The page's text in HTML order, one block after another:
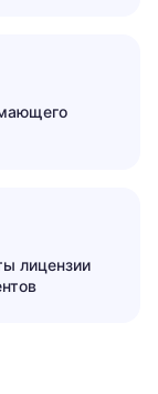
лицензии